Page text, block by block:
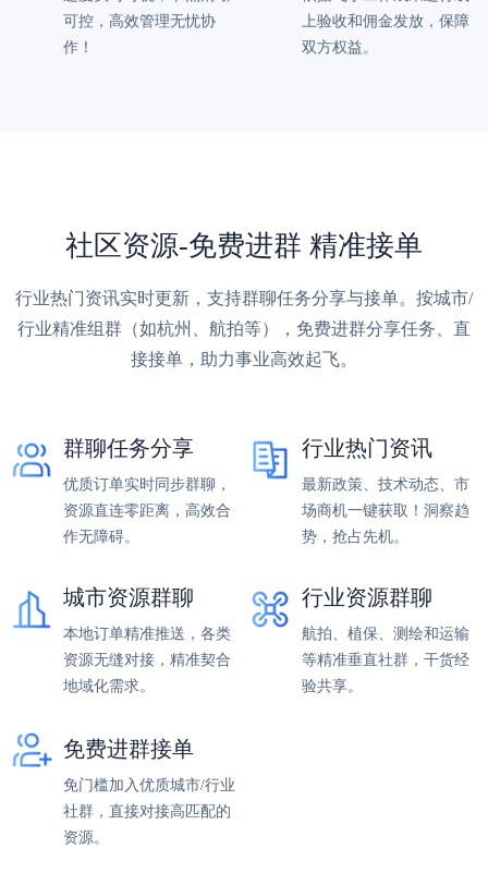
可控，高效管理无忧协
作！
上验收和佣金发放，保障
双方权益。
社区资源-免费进群 精准接单
行业热门资讯实时更新，支持群聊任务分享与接单。按城市/
行业精准组群（如杭州、航拍等），免费进群分享任务、直
接接单，助力事业高效起飞。
群聊任务分享
优质订单实时同步群聊，
资源直连零距离，高效合
作无障碍。
行业热门资讯
最新政策、技术动态、市
场商机一键获取！洞察趋
势，抢占先机。
免费进群接单
免门槛加入优质城市/行业
社群，直接对接高匹配的
资源。
城市资源群聊
本地订单精准推送，各类
资源无缝对接，精准契合
地域化需求。
行业资源群聊
航拍、植保、测绘和运输
等精准垂直社群，干货经
验共享。